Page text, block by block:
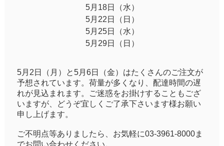
5月18日（水）
5月22日（日）
5月25日（水）
5月29日（日）
5月2日（月）と5月6日（金）はたくさんのご注文が
予想されています。荷量が多くなり、配達時間の遅
れが見込まれます。ご迷惑をお掛けすることもござ
いますが、どうぞ宜しくご了承下さいます様お願い
申し上げます。
ご不明点等ありましたら、お気軽に03-3961-8000ま
でお問い合わせください。